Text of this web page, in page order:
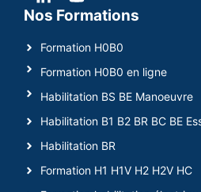
Nos Formations
Formation H0B0
Formation H0B0 en ligne
Habilitation BS BE Manoeuvre
Habilitation B1 B2 BR BC BE
Habilitation BR
Formation H1 H1V H2 H2V HC